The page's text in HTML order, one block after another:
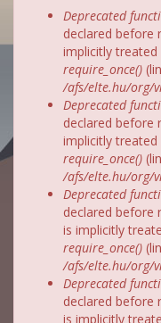
Hibaüzenet
Deprecated
declared before
implicitly
require_once()
/afs/elte.hu/org/
Deprecated
declared before
implicitly
require_once()
/afs/elte.hu/org/
Deprecated
declared before
is implicitly
require_once()
/afs/elte.hu/org/
Deprecated
declared before
is implicitly